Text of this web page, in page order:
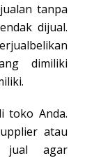
tanpa
dijual.
dimiliki
toko Anda.
atau
jual agar